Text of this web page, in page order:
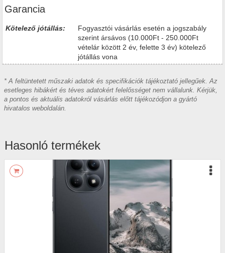
Garancia
Kötelező jótállás:
Fogyasztói vásárlás esetén a jogszabály
szerint ársávos (10.000Ft - 250.000Ft
vételár között 2 év, felette 3 év) kötelező
jótállás vona
* A feltüntetett műszaki adatok és specifikációk tájékoztató jellegűek. Az
esetleges hibákért és téves adatokért felelősséget nem vállalunk. Kérjük,
a pontos és aktuális adatokról vásárlás előtt tájékozódjon a gyártó
hivatalos weboldalán.
Hasonló termékek